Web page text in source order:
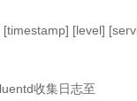
[timestamp] [level]
收集日志至